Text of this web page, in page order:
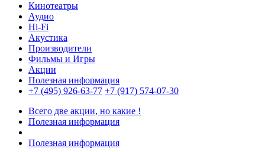
Кинотеатры
Аудио
Hi-Fi
Акустика
Производители
Фильмы и Игры
Акции
Полезная информация
+7 (495) 926-63-77 +7 (917) 574-07-30
Всего две акции, но какие !
Полезная информация
Полезная информация